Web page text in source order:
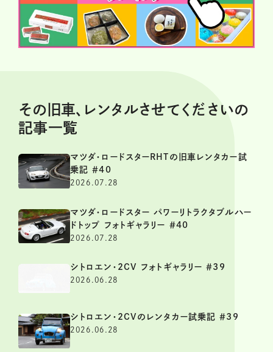
その旧車、レンタルさせてくださいの
記事一覧
マツダ・ロードスターRHTの旧車レンタカー試
乗記 ＃40
2026.07.28
マツダ・ロードスター パワーリトラクタブルハー
ドトップ フォトギャラリー ＃40
2026.07.28
シトロエン・2CV フォトギャラリー ＃39
2026.06.28
シトロエン・2CVのレンタカー試乗記 ＃39
2026.06.28